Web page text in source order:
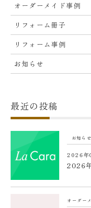
オーダーメイド事例
リフォーム冊子
リフォーム事例
お知らせ
最近の投稿
お知らせ
2026年
2026
オーダー